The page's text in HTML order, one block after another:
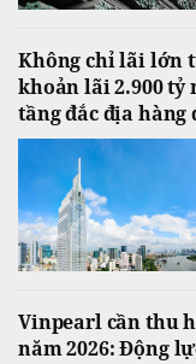
Không chỉ lãi lớn
khoản lãi 2.900 tỷ
tầng đắc địa hàng
Vinpearl cần thu
năm 2026: Động